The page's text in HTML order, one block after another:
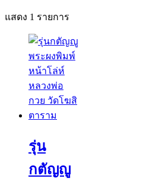
แสดง 1 รายการ
รุ่น
กตัญญู